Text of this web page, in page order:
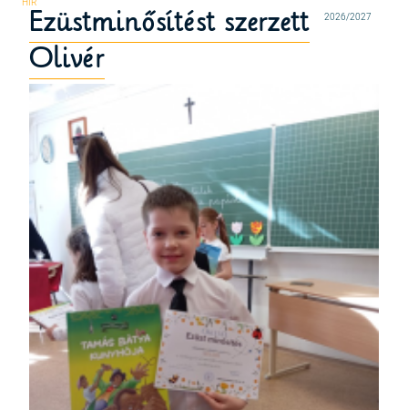
2026/2027
Ezüstminősítést szerzett
Olivér